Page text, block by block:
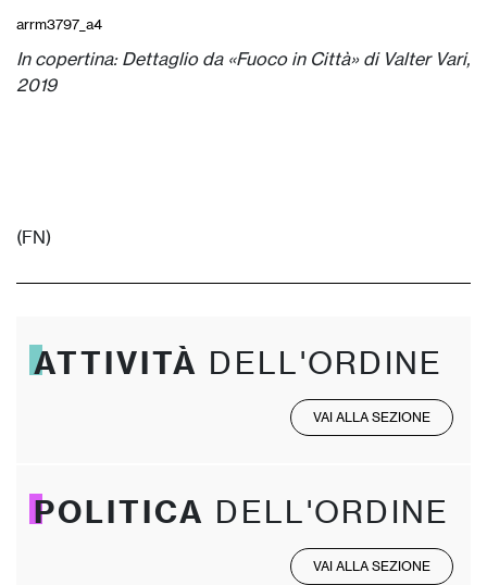
arrm3797_a4
In copertina: Dettaglio da «Fuoco in Città» di Valter Vari,
2019
(FN)
ATTIVITÀ DELL'ORDINE
VAI ALLA SEZIONE
POLITICA DELL'ORDINE
VAI ALLA SEZIONE